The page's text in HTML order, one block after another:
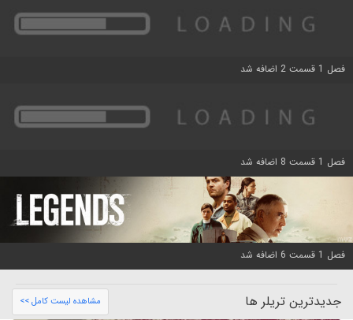
فصل 1 قسمت 2 اضافه شد
فصل 1 قسمت 8 اضافه شد
فصل 1 قسمت 6 اضافه شد
جدیدترین تریلر ها مشاهده لیست کامل >>